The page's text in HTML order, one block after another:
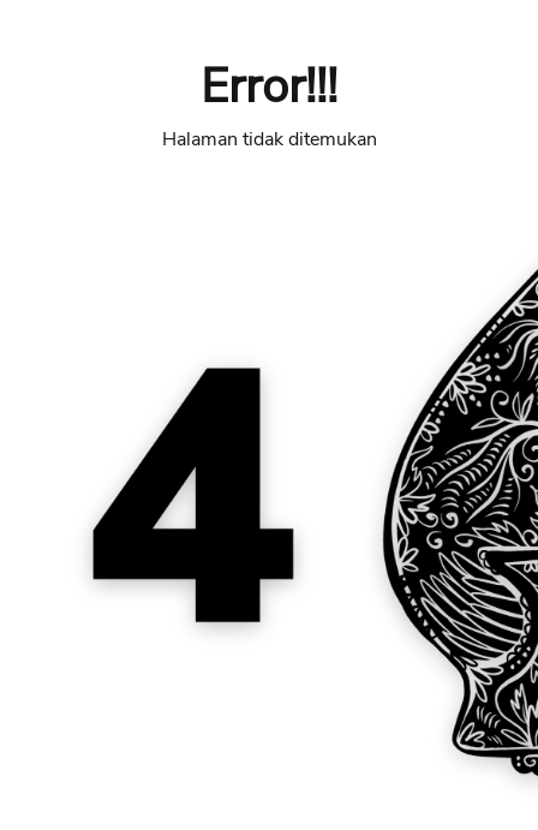
Error!!!
Halaman tidak ditemukan